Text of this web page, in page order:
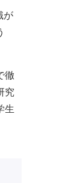
が
徹
究
生